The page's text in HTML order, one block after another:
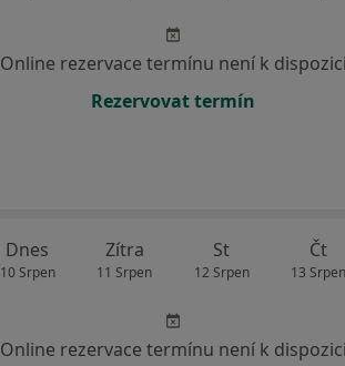
Online rezervace termínu není k dispozici
Rezervovat termín
Dnes
10 Srpen
Zítra
11 Srpen
St
12 Srpen
Čt
13 Srpen
Online rezervace termínu není k dispozici